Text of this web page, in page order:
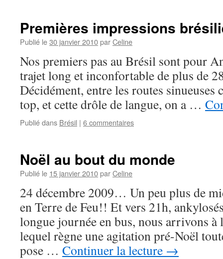
Premières impressions
Publié le30 janvier 2010parCeline
Nos premiers pas au Brésil sont pour
trajet long et inconfortable de plus de
Décidément, entre les routes sinueuses
top, et cette drôle de langue, on a …
Publié dans Brésil | 6 commentaires
Noël au bout du monde
Publié le 15 janvier 2010parCeline
24 décembre 2009… Un peu plus de
en Terre de Feu!! Et vers 21h,
longue journée en bus, nous arrivons à
lequel règne une agitation pré-Noël
pose … Continuer la lecture →